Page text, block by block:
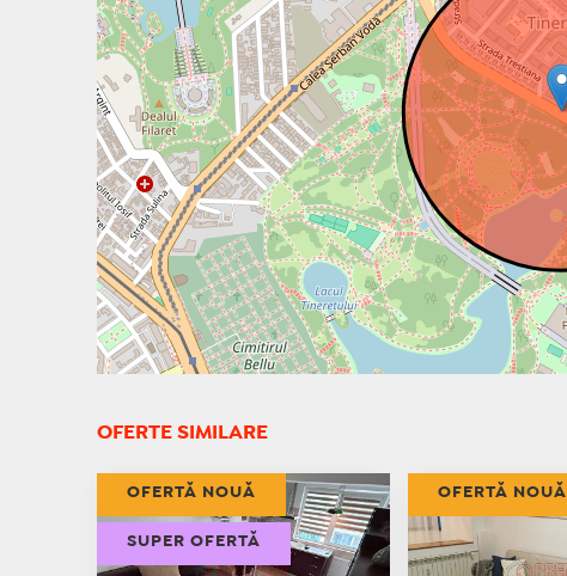
OFERTE SIMILARE
OFERTĂ NOUĂ
SUPER OFERTĂ
OFERTĂ NOUĂ